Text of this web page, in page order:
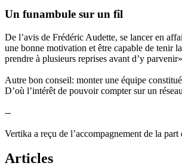
Un funambule sur un fil
De l’avis de Frédéric Audette, se lancer en
une bonne motivation et être capable de tenir
prendre à plusieurs reprises avant d’y
Autre bon conseil: monter une équipe
D’où l’intérêt de pouvoir compter sur un
--
Vertika a reçu de l’accompagnement de la part
Articles